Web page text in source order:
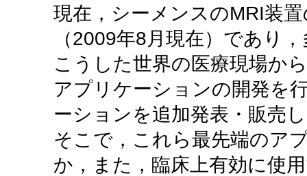
現在，シーメンスのMRI装
（2009年8月現在）であり
こうした世界の医療現場か
アプリケーションの開発を
ーションを追加発表・販売
そこで，これら最先端のア
か，また，臨床上有効に使